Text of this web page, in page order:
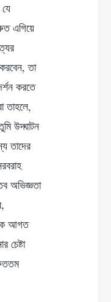
এগিয়ে
তা
করতে
তাহলে,
উদ্ঘাটন
তাদের
অভিজ্ঞতা
আগত